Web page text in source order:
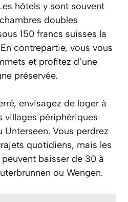
hôtels y sont souvent
doubles
150 francs suisses la
contrepartie, vous vous
et profitez d’une
préservée.
envisagez de loger à
villages périphériques
Vous perdrez
quotidiens, mais les
baisser de 30 à
ou Wengen.